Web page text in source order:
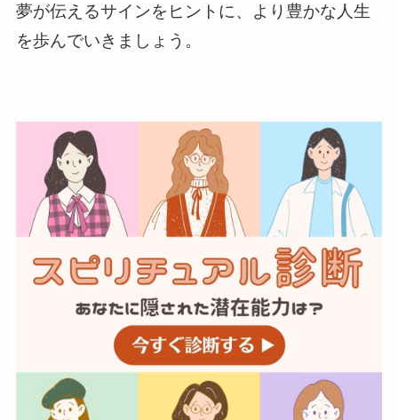
夢が伝えるサインをヒントに、より豊かな人生
を歩んでいきましょう。